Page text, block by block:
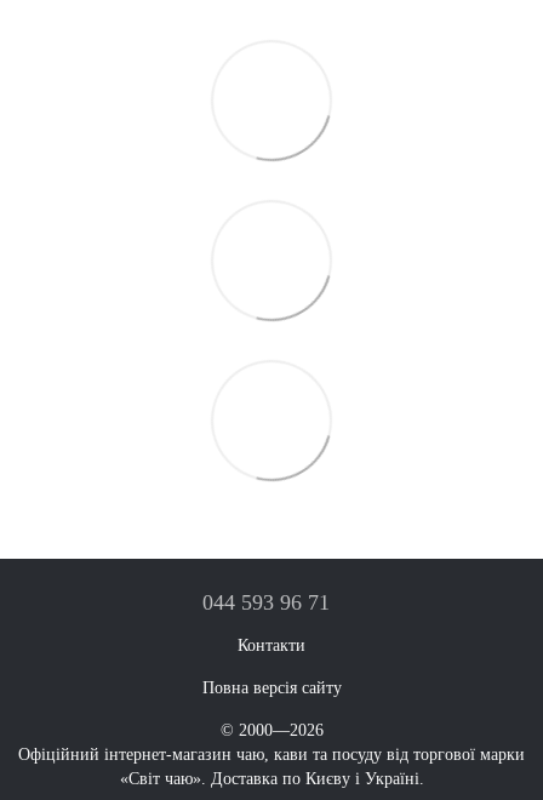
044 593 96 71
Контакти
Повна версія сайту
© 2000—2026
Офіційний інтернет-магазин чаю, кави та посуду від торгової марки
«Світ чаю». Доставка по Києву і Україні.